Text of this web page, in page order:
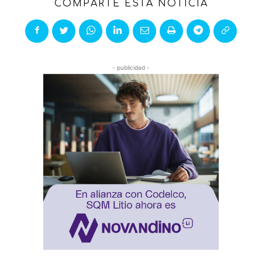
COMPARTE ESTA NOTICIA
- publicidad -